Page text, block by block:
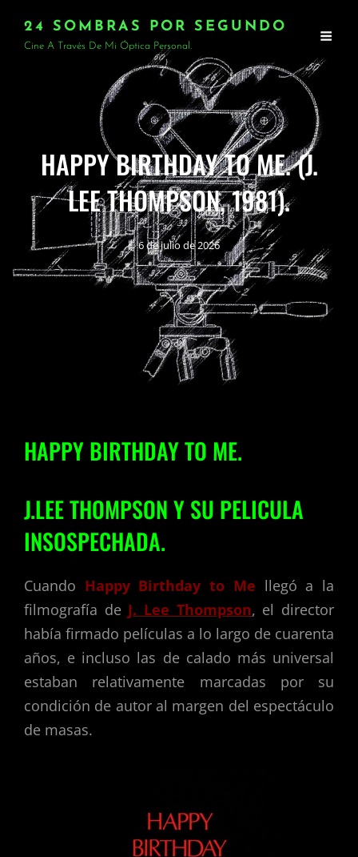
24 SOMBRAS POR SEGUNDO
Cine A Través De Mi Óptica Personal.
HAPPY BIRTHDAY TO ME. (J.
LEE THOMPSON, 1981).
6 de julio de 2026
HAPPY BIRTHDAY TO ME.
J.LEE THOMPSON Y SU PELICULA
INSOSPECHADA.
Cuando Happy Birthday to Me llegó a la
filmografía de J. Lee Thompson, el director
había firmado películas a lo largo de cuarenta
años, e incluso las de calado más universal
estaban relativamente marcadas por su
condición de autor al margen del espectáculo
de masas.